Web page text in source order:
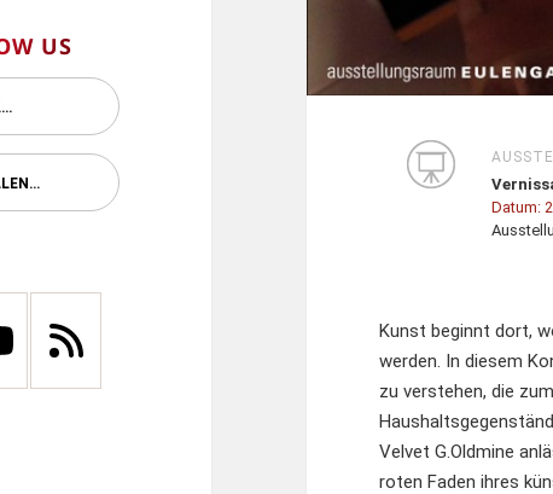
US
Datum:
Kunst beginnt dort,
werden. In diesem
zu verstehen, die
Velvet G.Oldmine
roten Faden ihres